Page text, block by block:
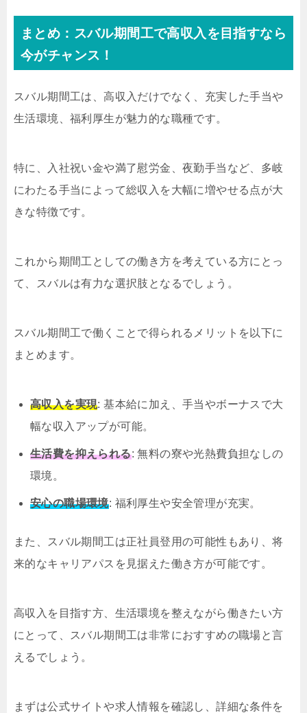
まとめ：スバル期間工で高収入を目指すなら
今がチャンス！
スバル期間工は、高収入だけでなく、充実した手当や
生活環境、福利厚生が魅力的な職種です。
特に、入社祝い金や満了慰労金、夜勤手当など、多岐
にわたる手当によって総収入を大幅に増やせる点が大
きな特徴です。
これから期間工としての働き方を考えている方にとっ
て、スバルは有力な選択肢となるでしょう。
スバル期間工で働くことで得られるメリットを以下に
まとめます。
高収入を実現: 基本給に加え、手当やボーナスで大
幅な収入アップが可能。
生活費を抑えられる: 無料の寮や光熱費負担なしの
環境。
安心の職場環境: 福利厚生や安全管理が充実。
また、スバル期間工は正社員登用の可能性もあり、将
来的なキャリアパスを見据えた働き方が可能です。
高収入を目指す方、生活環境を整えながら働きたい方
にとって、スバル期間工は非常におすすめの職場と言
えるでしょう。
まずは公式サイトや求人情報を確認し、詳細な条件を